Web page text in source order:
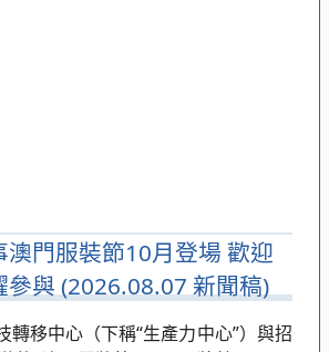
澳門服裝節10月登場 歡迎
參與 (2026.08.07 新聞稿)
轉移中心（下稱“生產力中心”）與招